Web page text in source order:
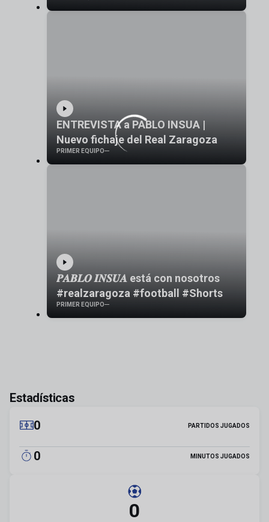
ENTREVISTA a PABLO INSUA |
Nuevo fichaje del Real Zaragoza
PRIMER EQUIPO
𝑷𝑨𝑩𝑳𝑶 𝑰𝑵𝑺𝑼𝑨 está con nosotros
#realzaragoza #football #Shorts
PRIMER EQUIPO
Estadísticas
0
PARTIDOS JUGADOS
0 MINUTOS JUGADOS
0